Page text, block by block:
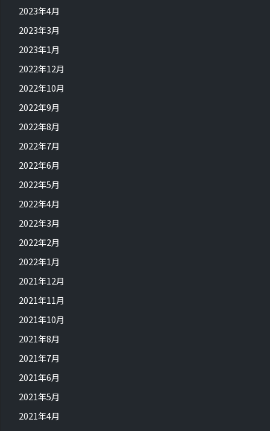
2023年4月
2023年3月
2023年1月
2022年12月
2022年10月
2022年9月
2022年8月
2022年7月
2022年6月
2022年5月
2022年4月
2022年3月
2022年2月
2022年1月
2021年12月
2021年11月
2021年10月
2021年8月
2021年7月
2021年6月
2021年5月
2021年4月